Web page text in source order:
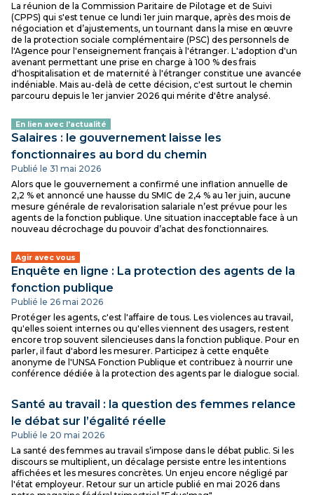
La réunion de la Commission Paritaire de Pilotage et de Suivi
(CPPS) qui s'est tenue ce lundi 1er juin marque, après des mois de
négociation et d’ajustements, un tournant dans la mise en œuvre
de la protection sociale complémentaire (PSC) des personnels de
l'Agence pour l'enseignement français à l'étranger. L'adoption d'un
avenant permettant une prise en charge à 100 % des frais
d'hospitalisation et de maternité à l'étranger constitue une avancée
indéniable. Mais au-delà de cette décision, c'est surtout le chemin
parcouru depuis le 1er janvier 2026 qui mérite d'être analysé.
En lien avec l'actualité
Salaires : le gouvernement laisse les
fonctionnaires au bord du chemin
Publié le 31 mai 2026
Alors que le gouvernement a confirmé une inflation annuelle de
2,2 % et annoncé une hausse du SMIC de 2,4 % au 1er juin, aucune
mesure générale de revalorisation salariale n’est prévue pour les
agents de la fonction publique. Une situation inacceptable face à un
nouveau décrochage du pouvoir d’achat des fonctionnaires.
Agir avec vous
Enquête en ligne : La protection des agents de la
fonction publique
Publié le 26 mai 2026
Protéger les agents, c'est l'affaire de tous. Les violences au travail,
qu'elles soient internes ou qu'elles viennent des usagers, restent
encore trop souvent silencieuses dans la fonction publique. Pour en
parler, il faut d'abord les mesurer. Participez à cette enquête
anonyme de l'UNSA Fonction Publique et contribuez à nourrir une
conférence dédiée à la protection des agents par le dialogue social.
Santé au travail : la question des femmes relance
le débat sur l’égalité réelle
Publié le 20 mai 2026
La santé des femmes au travail s’impose dans le débat public. Si les
discours se multiplient, un décalage persiste entre les intentions
affichées et les mesures concrètes. Un enjeu encore négligé par
l'état employeur. Retour sur un article publié en mai 2026 dans